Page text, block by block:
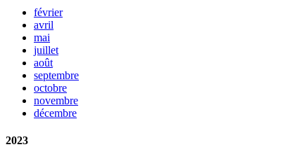
février
avril
mai
juillet
août
septembre
octobre
novembre
décembre
2023